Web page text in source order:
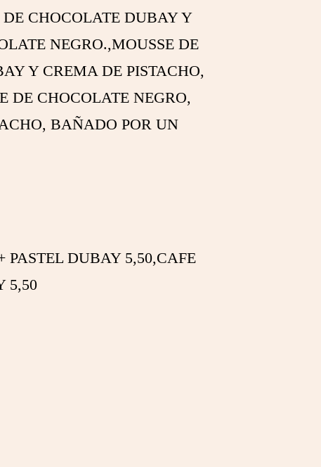
CHOCOLATE DUBAY Y
NEGRO.,MOUSSE DE
Y CREMA DE PISTACHO,
DE CHOCOLATE NEGRO,
BAÑADO POR UN
PASTEL DUBAY 5,50,CAFE
5,50